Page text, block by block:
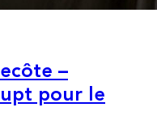
–
pour le